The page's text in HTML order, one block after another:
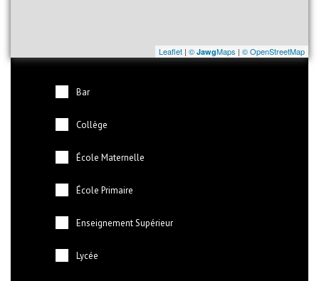
Leaflet | © JawgMaps | © OpenStreetMap
Bar
Collège
École Maternelle
École Primaire
Enseignement Supérieur
Lycée